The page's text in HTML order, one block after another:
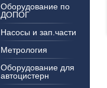
Оборудование по
ДОПОГ
Насосы и зап.части
Метрология
Оборудование для
автоцистерн